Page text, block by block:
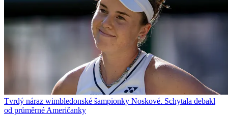
Tvrdý náraz wimbledonské šampionky Noskové. Schytala debakl
od průměrné Američanky